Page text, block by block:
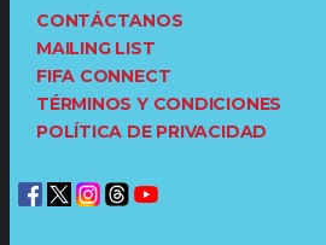
CONTÁCTANOS
MAILING LIST
FIFA CONNECT
TÉRMINOS Y CONDICIONES
POLÍTICA DE PRIVACIDAD